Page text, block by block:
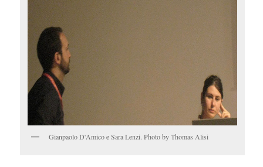
Gianpaolo D'Amico e Sara Lenzi. Photo by Thomas Alisi